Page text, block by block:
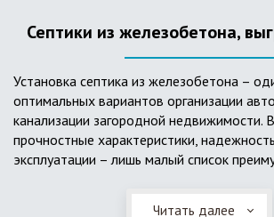
Септики из железобетона,
Установка септика из железобетона –
оптимальных вариантов организации
канализации загородной недвижимости.
прочностные характеристики,
эксплуатации – лишь малый список
Он независим от источниковЧитать далее